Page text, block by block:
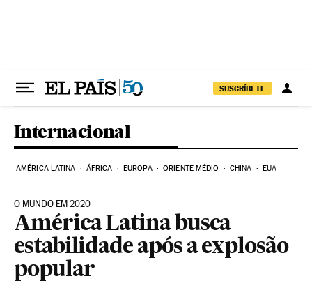
SUSCRÍBETE
Internacional
AMÉRICA LATINA ÁFRICA EUROPA ORIENTE MÉDIO CHINA EUA
O MUNDO EM 2020
América Latina busca
estabilidade após a explosão
popular